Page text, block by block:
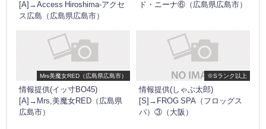
[A]→Access Hiroshima-アクセ
ス広島（広島県広島市）
ド・ニーナ⑥（広島県広島市）
Mrs美魔女RED（広島県広島市）
情報提供(イッ寸BO45)
[A]→Mrs,美魔女RED（広島県
広島市）
※Sランク以上
情報提供(しゃぶ太郎)
[S]→FROG SPA（フロッグス
パ）③（大阪）